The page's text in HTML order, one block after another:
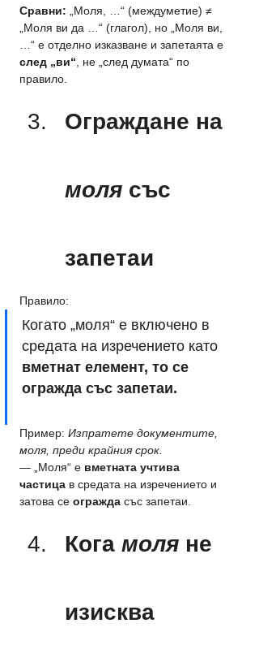
Сравни: „Моля, …“ (междуметие) ≠
„Моля ви да …“ (глагол), но „Моля ви,
…“ е отделно изказване и запетаята е
след „ви“, не „след думата“ по
правило.
Ограждане на
моля със
запетаи
Правило:
Когато „моля“ е включено в
средата на изречението като
вметнат елемент, то се
огражда със запетаи.
Пример: Изпратете документите,
моля, преди крайния срок.
— „Моля“ е вметната учтива
частица в средата на изречението и
затова се огражда със запетаи.
Кога моля не
изисква